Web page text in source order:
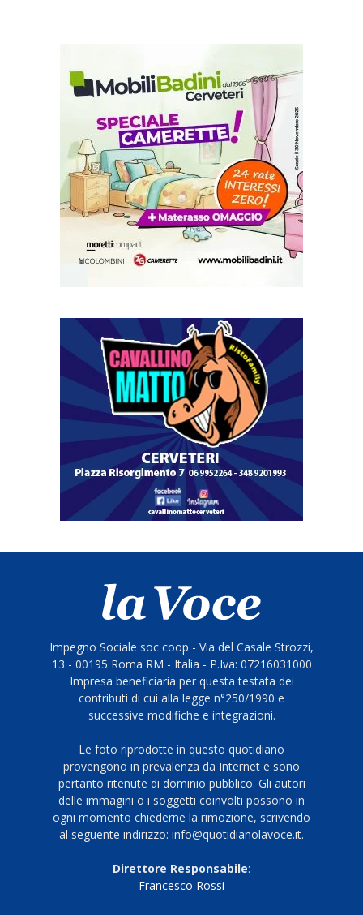
Impegno Sociale soc coop - Via del Casale Strozzi,
13 - 00195 Roma RM - Italia - P.Iva: 07216031000
Impresa beneficiaria per questa testata dei
contributi di cui alla legge n°250/1990 e
successive modifiche e integrazioni.
Le foto riprodotte in questo quotidiano
provengono in prevalenza da Internet e sono
pertanto ritenute di dominio pubblico. Gli autori
delle immagini o i soggetti coinvolti possono in
ogni momento chiederne la rimozione, scrivendo
al seguente indirizzo: info@quotidianolavoce.it.
Direttore Responsabile:
Francesco Rossi